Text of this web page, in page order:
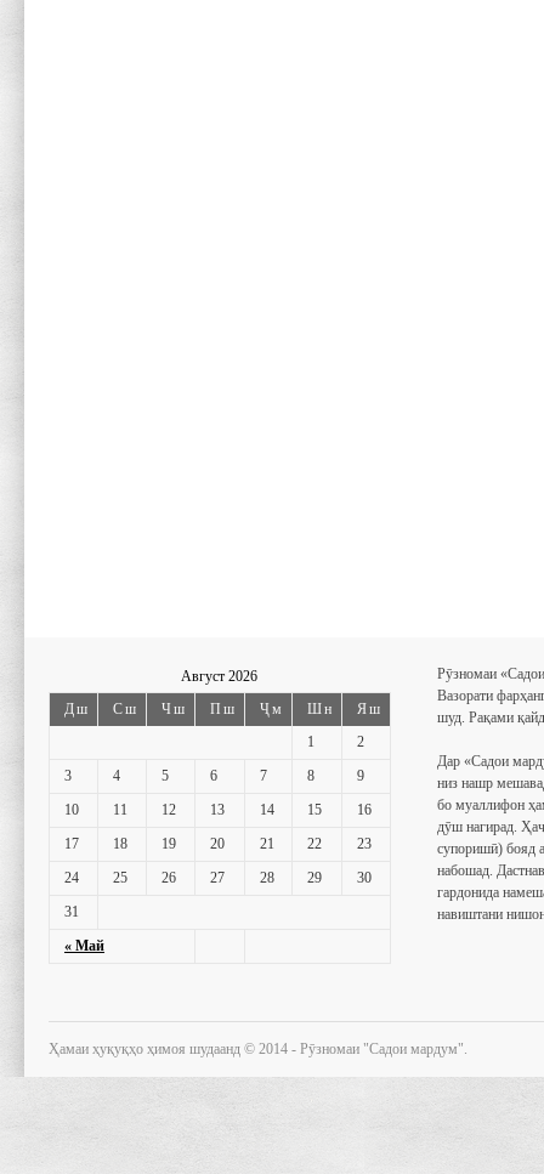
Август 2026
Дш
Сш Чш Пш Ҷм Шн Яш
« Май
1
2
3
4 5 6 7 8
9
10
11 12 13 14 15
16
17
18 19 20 21 22
23
24
25 26 27 28 29
30
31
Рӯзномаи
Вазорати
шуд. Рақами
Дар «Садои
низ нашр
бо муаллифон
дӯш нагирад.
супоришӣ) бояд
набошад.
гардонида
навиштани
Ҳамаи ҳуқуқҳо ҳимоя шудаанд © 2014 - Рӯзномаи "Садои мардум".